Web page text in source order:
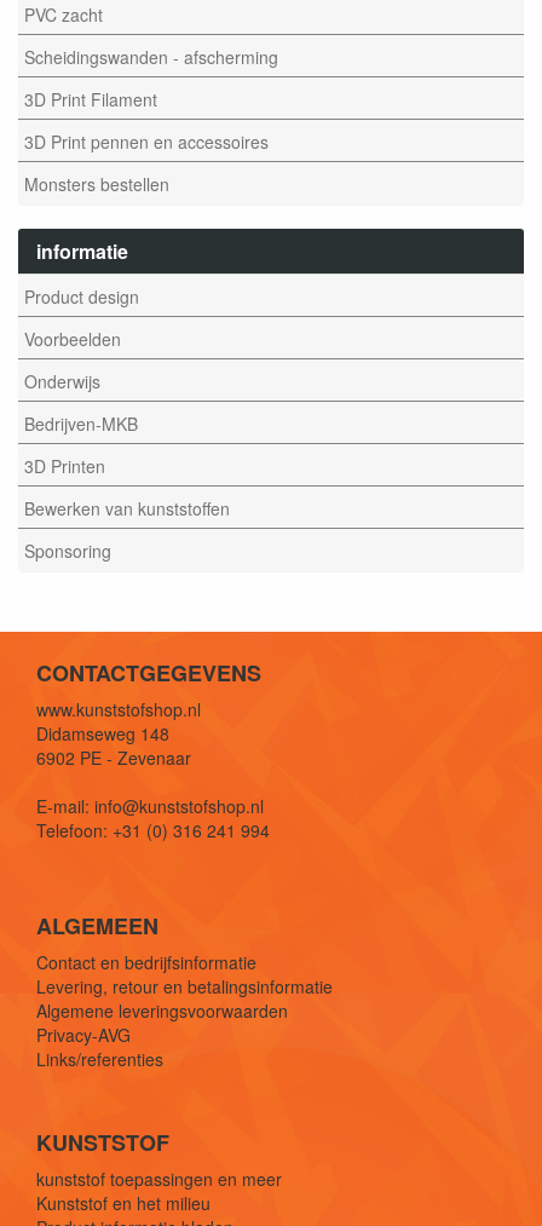
PVC zacht
Scheidingswanden - afscherming
3D Print Filament
3D Print pennen en accessoires
Monsters bestellen
informatie
Product design
Voorbeelden
Onderwijs
Bedrijven-MKB
3D Printen
Bewerken van kunststoffen
Sponsoring
CONTACTGEGEVENS
www.kunststofshop.nl
Didamseweg 148
6902 PE - Zevenaar
E-mail: info@kunststofshop.nl
Telefoon: +31 (0) 316 241 994
ALGEMEEN
Contact en bedrijfsinformatie
Levering, retour en betalingsinformatie
Algemene leveringsvoorwaarden
Privacy-AVG
Links/referenties
KUNSTSTOF
kunststof toepassingen en meer
Kunststof en het milieu